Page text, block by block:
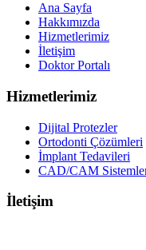
Ana Sayfa
Hakkımızda
Hizmetlerimiz
İletişim
Doktor Portalı
Hizmetlerimiz
Dijital Protezler
Ortodonti Çözümleri
İmplant Tedavileri
CAD/CAM
İletişim